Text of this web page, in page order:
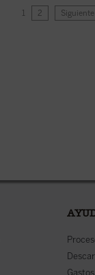
1 2 Siguiente